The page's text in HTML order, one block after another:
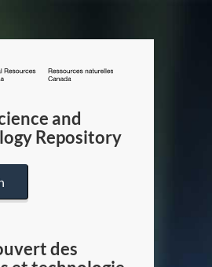
/
Canada
and
Repository
des